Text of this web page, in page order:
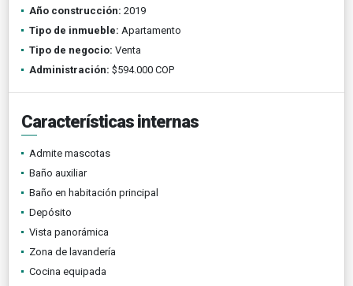
Año construcción: 2019
Tipo de inmueble: Apartamento
Tipo de negocio: Venta
Administración: $594.000 COP
Características internas
Admite mascotas
Baño auxiliar
Baño en habitación principal
Depósito
Vista panorámica
Zona de lavandería
Cocina equipada